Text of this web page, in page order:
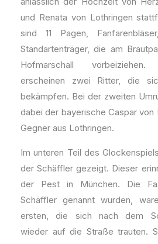
und Renata von Lothringen
sind 11 Pagen,
Standartenträger, die am
Hofmarschall vorbeiziehen.
erscheinen zwei Ritter, die
bekämpfen. Bei der zweiten
dabei der bayerische Caspar von
Gegner aus Lothringen.
Im unteren Teil des
der Schäffler gezeigt. Dieser
der Pest in München. Die
Schäffler genannt wurden,
ersten, die sich nach dem
wieder auf die Straße trauten.